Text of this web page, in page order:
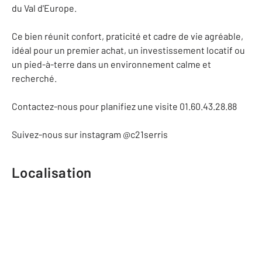
du Val d'Europe.
Ce bien réunit confort, praticité et cadre de vie agréable,
idéal pour un premier achat, un investissement locatif ou
un pied-à-terre dans un environnement calme et
recherché.
Contactez-nous pour planifiez une visite 01.60.43.28.88
Suivez-nous sur instagram @c21serris
Localisation